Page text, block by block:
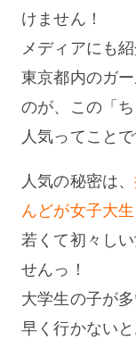
けません！
メディアにも
東京都内のガ
のが、この「
人気ってことで
人気の秘密は、
んどが女子大
若くて初々し
せんっ！
大学生の子が
早く行かない